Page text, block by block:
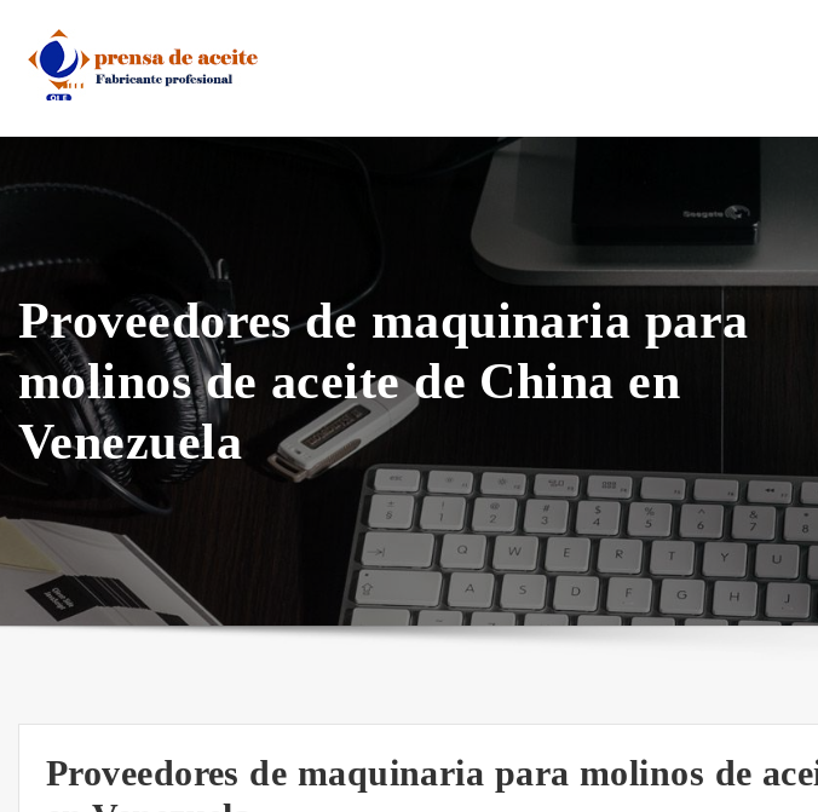
content
Proveedores de maquinaria para
molinos de aceite de China en
Venezuela
Proveedores de maquinaria para molinos de